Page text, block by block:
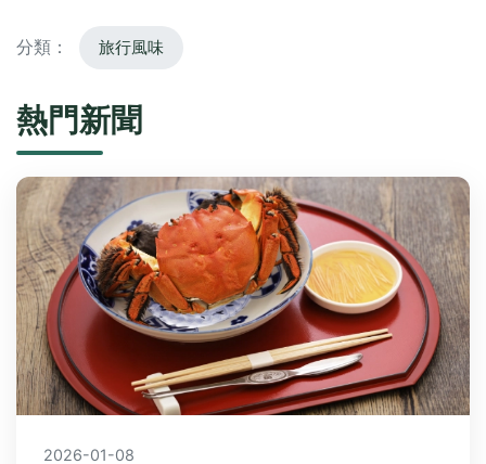
分類： 旅行風味
熱門新聞
2026-01-08